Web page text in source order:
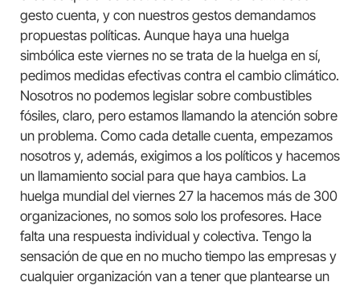
gesto cuenta, y con nuestros gestos demandamos
propuestas políticas. Aunque haya una huelga
simbólica este viernes no se trata de la huelga en sí,
pedimos medidas efectivas contra el cambio climático.
Nosotros no podemos legislar sobre combustibles
fósiles, claro, pero estamos llamando la atención sobre
un problema. Como cada detalle cuenta, empezamos
nosotros y, además, exigimos a los políticos y hacemos
un llamamiento social para que haya cambios. La
huelga mundial del viernes 27 la hacemos más de 300
organizaciones, no somos solo los profesores. Hace
falta una respuesta individual y colectiva. Tengo la
sensación de que en no mucho tiempo las empresas y
cualquier organización van a tener que plantearse un